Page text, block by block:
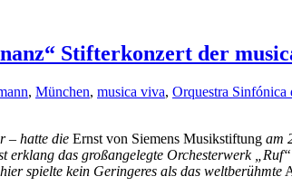
Stifterkonzert der
, München, musica viva, Orquestra Sinfónica
– hatte die Ernst von Siemens Musikstiftung am
das großangelegte Orchesterwerk
spielte kein Geringeres als das weltberühmte